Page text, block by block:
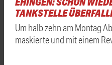
TANKSTELLE
Um halb zehn am Montag
maskierte und mit einem